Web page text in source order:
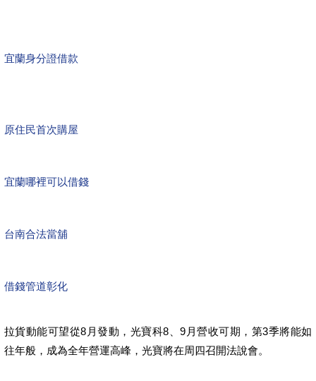
宜蘭身分證借款
原住民首次購屋
宜蘭哪裡可以借錢
台南合法當舖
借錢管道彰化
拉貨動能可望從8月發動，光寶科8、9月營收可期，第3季將能如
往年般，成為全年營運高峰，光寶將在周四召開法說會。